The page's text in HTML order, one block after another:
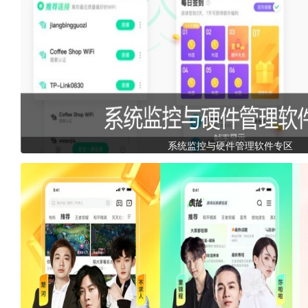
系统监控与硬件管理软件专区